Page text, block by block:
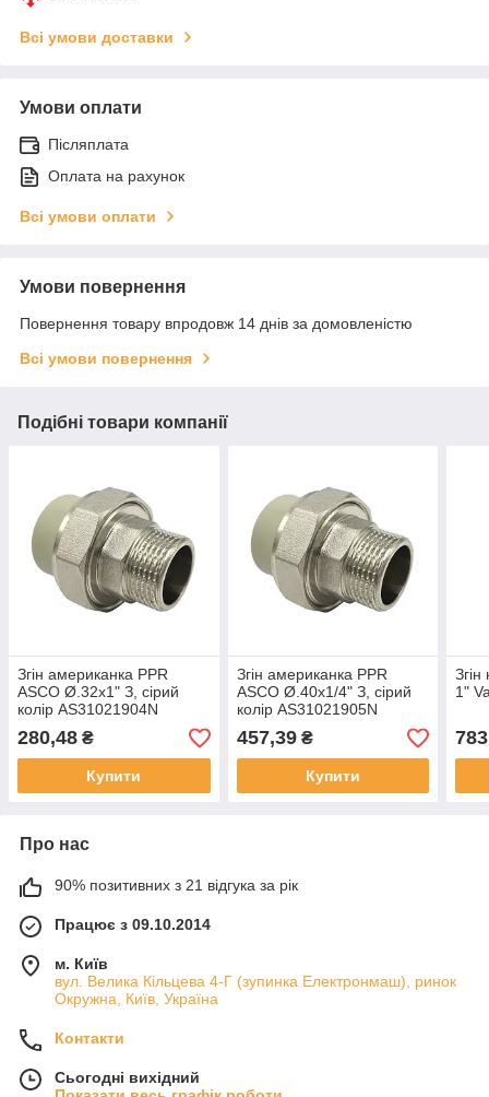
Всі умови доставки
Умови оплати
Післяплата
Оплата на рахунок
Всі умови оплати
Умови повернення
Повернення товару впродовж 14 днів за домовленістю
Всі умови повернення
Подібні товари компанії
Згін американка PPR
ASCO Ø.32x1" З, сірий
колір AS31021904N
280,48 ₴
Купити
Згін американка PPR
ASCO Ø.40x1/4" З, сірий
колір AS31021905N
457,39₴
Купити
1"
783
Про нас
90% позитивних з 21 відгука за рік
Працює з 09.10.2014
м. Київ
вул. Велика Кільцева 4-Г (зупинка Електронмаш), ринок
Окружна, Київ, Україна
Контакти
Сьогодні вихідний